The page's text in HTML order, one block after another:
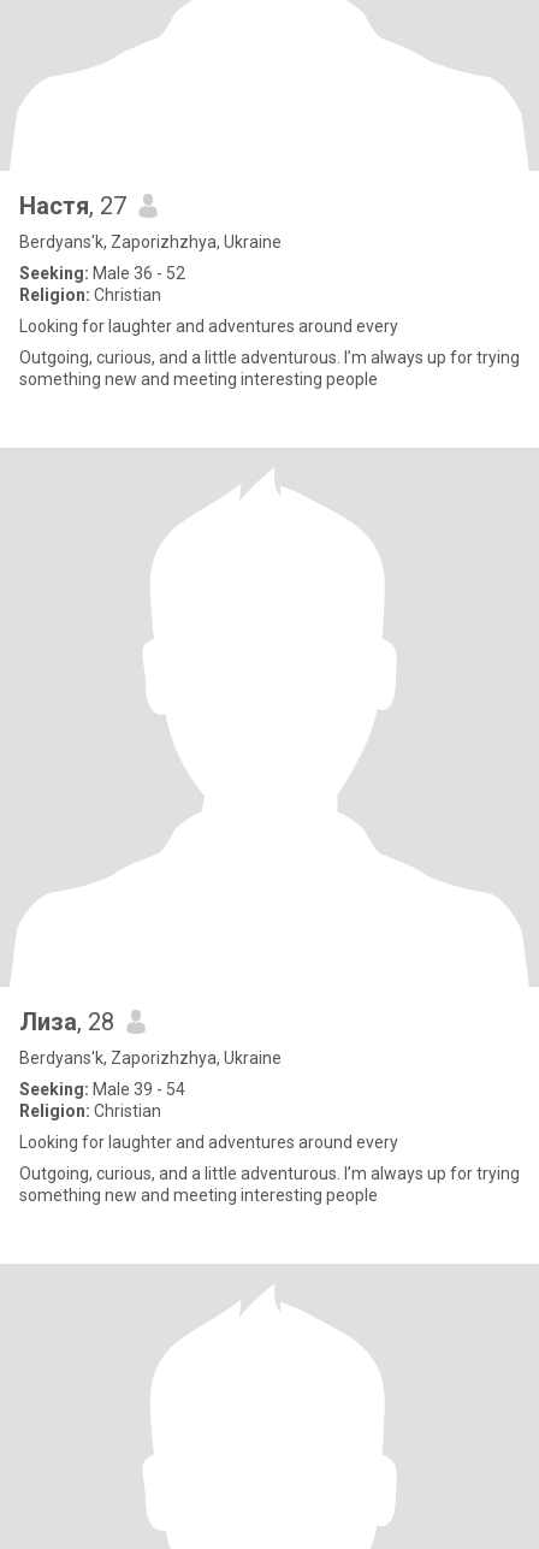
Настя, 27
Berdyans'k, Zaporizhzhya, Ukraine
Seeking: Male 36 - 52
Religion: Christian
Looking for laughter and adventures around every
Outgoing, curious, and a little adventurous. I’m always up for trying
something new and meeting interesting people
Лиза, 28
Berdyans'k, Zaporizhzhya, Ukraine
Seeking: Male 39 - 54
Religion: Christian
Looking for laughter and adventures around every
Outgoing, curious, and a little adventurous. I’m always up for trying
something new and meeting interesting people